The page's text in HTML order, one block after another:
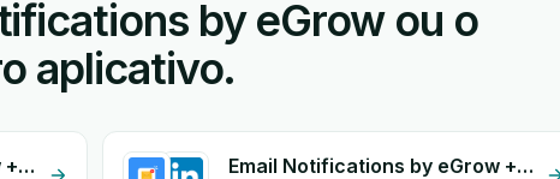
by eGrow ou o
aplicativo.
Email Notifications by eGrow + Stripe Email Notifications by eGrow + Linkedin form